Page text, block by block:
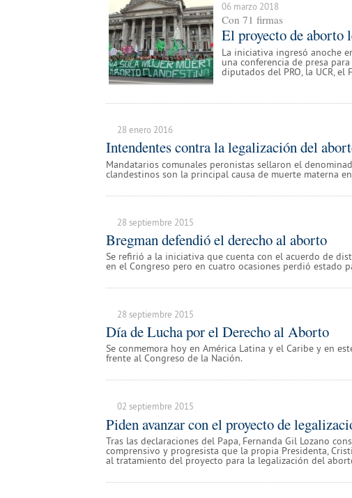
06 marzo 2018
Con 71 firmas
El proyecto de aborto
La iniciativa ingresó anoche
una conferencia de presa
diputados del PRO, la UCR, el
28 enero 2016
Intendentes contra la legalización del
Mandatarios comunales peronistas sellaron el
clandestinos son la principal causa de muerte materna
28 septiembre 2015
Bregman defendió el derecho al aborto
Se refirió a la iniciativa que cuenta con el acuerdo de
en el Congreso pero en cuatro ocasiones perdió estado
28 septiembre 2015
Día de Lucha por el Derecho al Aborto
Se conmemora hoy en América Latina y el Caribe y en
frente al Congreso de la Nación.
02 septiembre 2015
Piden avanzar con el proyecto de
Tras las declaraciones del Papa, Fernanda Gil Lozano
comprensivo y progresista que la propia Presidenta,
al tratamiento del proyecto para la legalización del